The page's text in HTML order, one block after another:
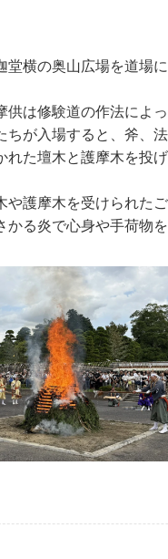
堂横の奥山広場を道場
供は修験道の作法によ
ちが入場すると、斧、
れた壇木と護摩木を投
や護摩木を受けられた
かる炎で心身や手荷物